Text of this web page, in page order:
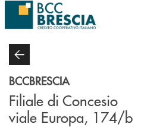
Salta al contenuto principale
BCCBRESCIA
Filiale di Concesio
viale Europa, 174/b